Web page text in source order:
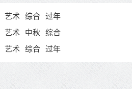
艺术 综合 过年
艺术 中秋
综合
艺术 综合 过年